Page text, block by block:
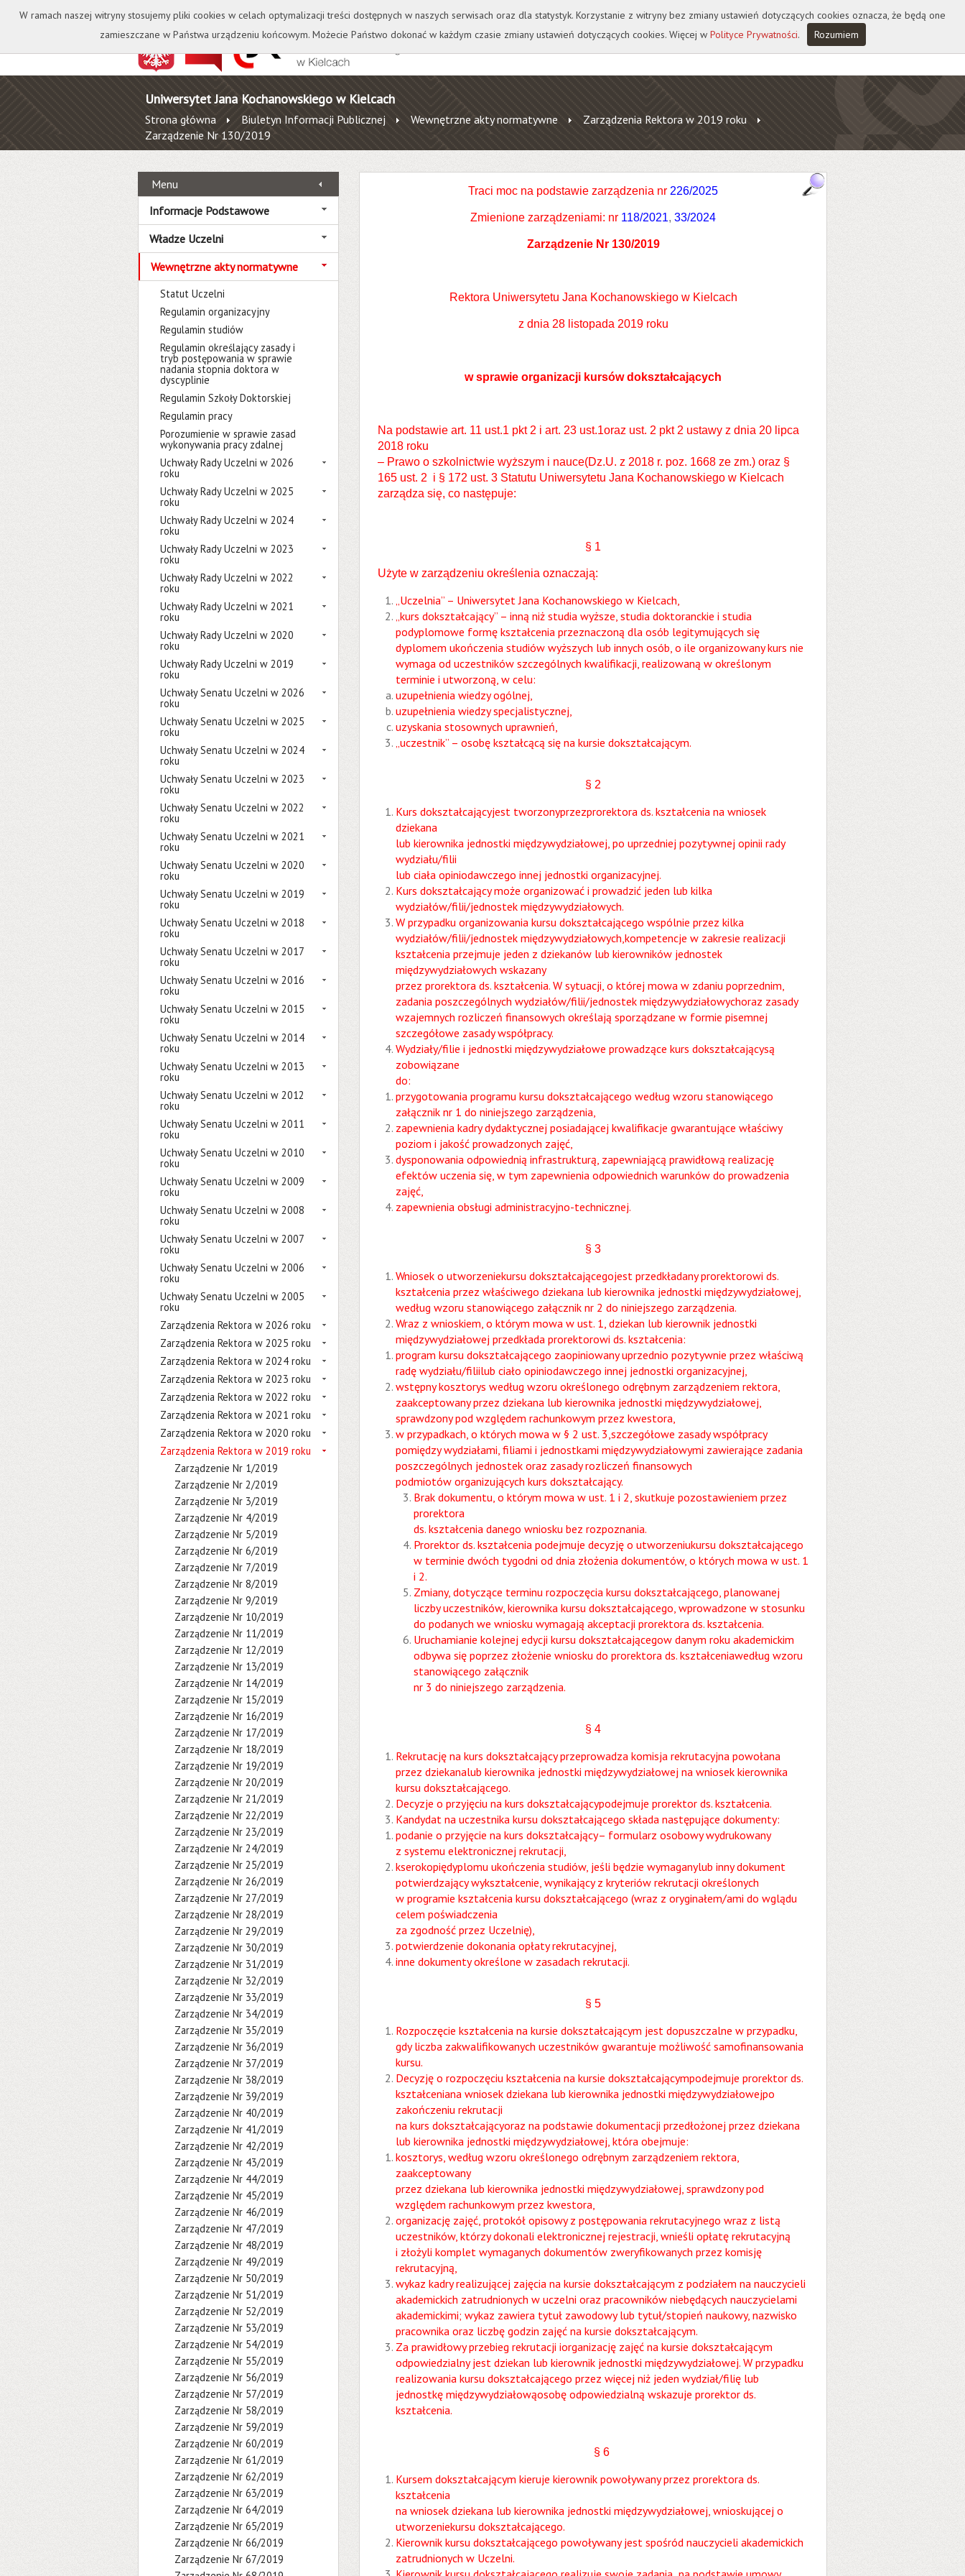
Kontakt Biblioteka Wydawnictwo Wirtualna Uczelnia A A A A
Uniwersytet Jana Kochanowskiego w Kielcach
Strona główna Biuletyn Informacji Publicznej Wewnętrzne akty normatywne
Zarządzenia Rektora w 2019 roku
Zarządzenie Nr 130/2019
Menu
Informacje Podstawowe
Władze Uczelni
Wewnętrzne akty normatywne
Statut Uczelni
Regulamin organizacyjny
Regulamin studiów
Regulamin określający zasady i
tryb postępowania w sprawie
nadania stopnia doktora w
dyscyplinie
Regulamin Szkoły Doktorskiej
Regulamin pracy
Porozumienie w sprawie zasad
wykonywania pracy zdalnej
Uchwały Rady Uczelni w 2026
roku
Uchwały Rady Uczelni w 2025
roku
Uchwały Rady Uczelni w 2024
roku
Uchwały Rady Uczelni w 2023
roku
Uchwały Rady Uczelni w 2022
roku
Uchwały Rady Uczelni w 2021
roku
Uchwały Rady Uczelni w 2020
roku
Uchwały Rady Uczelni w 2019
roku
Uchwały Senatu Uczelni w 2026
roku
Uchwały Senatu Uczelni w 2025
roku
Uchwały Senatu Uczelni w 2024
roku
Uchwały Senatu Uczelni w 2023
roku
Uchwały Senatu Uczelni w 2022
roku
Uchwały Senatu Uczelni w 2021
roku
Uchwały Senatu Uczelni w 2020
roku
Uchwały Senatu Uczelni w 2019
roku
Uchwały Senatu Uczelni w 2018
roku
Uchwały Senatu Uczelni w 2017
roku
Uchwały Senatu Uczelni w 2016
roku
Uchwały Senatu Uczelni w 2015
roku
Uchwały Senatu Uczelni w 2014
roku
Uchwały Senatu Uczelni w 2013
roku
Uchwały Senatu Uczelni w 2012
roku
Uchwały Senatu Uczelni w 2011
roku
Uchwały Senatu Uczelni w 2010
roku
Uchwały Senatu Uczelni w 2009
roku
Uchwały Senatu Uczelni w 2008
roku
Uchwały Senatu Uczelni w 2007
roku
Uchwały Senatu Uczelni w 2006
roku
Uchwały Senatu Uczelni w 2005
roku
Zarządzenia Rektora w 2026 roku
Zarządzenia Rektora w 2025 roku
Zarządzenia Rektora w 2024 roku
Zarządzenia Rektora w 2023 roku
Zarządzenia Rektora w 2022 roku
Zarządzenia Rektora w 2021 roku
Zarządzenia Rektora w 2020 roku
Zarządzenia Rektora w 2019 roku
Zarządzenie Nr 1/2019
Zarządzenie Nr 2/2019
Zarządzenie Nr 3/2019
Zarządzenie Nr 4/2019
Zarządzenie Nr 5/2019
Zarządzenie Nr 6/2019
Zarządzenie Nr 7/2019
Zarządzenie Nr 8/2019
Zarządzenie Nr 9/2019
Zarządzenie Nr 10/2019
Zarządzenie Nr 11/2019
Zarządzenie Nr 12/2019
Zarządzenie Nr 13/2019
Zarządzenie Nr 14/2019
Zarządzenie Nr 15/2019
Zarządzenie Nr 16/2019
Zarządzenie Nr 17/2019
Zarządzenie Nr 18/2019
Zarządzenie Nr 19/2019
Zarządzenie Nr 20/2019
Zarządzenie Nr 21/2019
Zarządzenie Nr 22/2019
Zarządzenie Nr 23/2019
Zarządzenie Nr 24/2019
Zarządzenie Nr 25/2019
Zarządzenie Nr 26/2019
Zarządzenie Nr 27/2019
Zarządzenie Nr 28/2019
Zarządzenie Nr 29/2019
Zarządzenie Nr 30/2019
Zarządzenie Nr 31/2019
Zarządzenie Nr 32/2019
Zarządzenie Nr 33/2019
Zarządzenie Nr 34/2019
Zarządzenie Nr 35/2019
Zarządzenie Nr 36/2019
Zarządzenie Nr 37/2019
Zarządzenie Nr 38/2019
Zarządzenie Nr 39/2019
Zarządzenie Nr 40/2019
Zarządzenie Nr 41/2019
Zarządzenie Nr 42/2019
Zarządzenie Nr 43/2019
Zarządzenie Nr 44/2019
Zarządzenie Nr 45/2019
Zarządzenie Nr 46/2019
Zarządzenie Nr 47/2019
Zarządzenie Nr 48/2019
Zarządzenie Nr 49/2019
Zarządzenie Nr 50/2019
Zarządzenie Nr 51/2019
Zarządzenie Nr 52/2019
Zarządzenie Nr 53/2019
Zarządzenie Nr 54/2019
Zarządzenie Nr 55/2019
Zarządzenie Nr 56/2019
Zarządzenie Nr 57/2019
Zarządzenie Nr 58/2019
Zarządzenie Nr 59/2019
Zarządzenie Nr 60/2019
Zarządzenie Nr 61/2019
Zarządzenie Nr 62/2019
Zarządzenie Nr 63/2019
Zarządzenie Nr 64/2019
Zarządzenie Nr 65/2019
Zarządzenie Nr 66/2019
Zarządzenie Nr 67/2019
Traci moc na podstawie zarządzenia nr 226/2025
Zmienione zarządzeniami: nr 118/2021, 33/2024
Zarządzenie Nr 130/2019
Rektora Uniwersytetu Jana Kochanowskiego w Kielcach
z dnia 28 listopada 2019 roku
w sprawie organizacji kursów dokształcających
Na podstawie art. 11 ust.1 pkt 2 i art. 23 ust.1oraz ust. 2 pkt 2 ustawy z dnia 20 lipca
2018 roku
– Prawo o szkolnictwie wyższym i nauce(Dz.U. z 2018 r. poz. 1668 ze zm.) oraz §
165 ust. 2 i § 172 ust. 3 Statutu Uniwersytetu Jana Kochanowskiego w Kielcach
zarządza się, co następuje:
§ 1
Użyte w zarządzeniu określenia oznaczają:
„Uczelnia” – Uniwersytet Jana Kochanowskiego w Kielcach,
„kurs dokształcający” – inną niż studia wyższe, studia doktoranckie i studia
podyplomowe formę kształcenia przeznaczoną dla osób legitymujących się
dyplomem ukończenia studiów wyższych lub innych osób, o ile organizowany kurs nie
wymaga od uczestników szczególnych kwalifikacji, realizowaną w określonym
terminie i utworzoną, w celu:
uzupełnienia wiedzy ogólnej,
uzupełnienia wiedzy specjalistycznej,
uzyskania stosownych uprawnień,
„uczestnik” – osobę kształcącą się na kursie dokształcającym.
§ 2
Kurs dokształcającyjest tworzonyprzezprorektora ds. kształcenia na wniosek
dziekana
lub kierownika jednostki międzywydziałowej, po uprzedniej pozytywnej opinii rady
wydziału/filii
lub ciała opiniodawczego innej jednostki organizacyjnej.
Kurs dokształcający może organizować i prowadzić jeden lub kilka
wydziałów/filii/jednostek międzywydziałowych.
W przypadku organizowania kursu dokształcającego wspólnie przez kilka
wydziałów/filii/jednostek międzywydziałowych,kompetencje w zakresie realizacji
kształcenia przejmuje jeden z dziekanów lub kierowników jednostek
międzywydziałowych wskazany
przez prorektora ds. kształcenia. W sytuacji, o której mowa w zdaniu poprzednim,
zadania poszczególnych wydziałów/filii/jednostek międzywydziałowychoraz zasady
wzajemnych rozliczeń finansowych określają sporządzane w formie pisemnej
szczegółowe zasady współpracy.
Wydziały/filie i jednostki międzywydziałowe prowadzące kurs dokształcającysą
zobowiązane
do:
przygotowania programu kursu dokształcającego według wzoru stanowiącego
załącznik nr 1 do niniejszego zarządzenia,
zapewnienia kadry dydaktycznej posiadającej kwalifikacje gwarantujące właściwy
poziom i jakość prowadzonych zajęć,
dysponowania odpowiednią infrastrukturą, zapewniającą prawidłową realizację
efektów uczenia się, w tym zapewnienia odpowiednich warunków do prowadzenia
zajęć,
zapewnienia obsługi administracyjno-technicznej.
§ 3
Wniosek o utworzeniekursu dokształcającegojest przedkładany prorektorowi ds.
kształcenia przez właściwego dziekana lub kierownika jednostki międzywydziałowej,
według wzoru stanowiącego załącznik nr 2 do niniejszego zarządzenia.
Wraz z wnioskiem, o którym mowa w ust. 1, dziekan lub kierownik jednostki
międzywydziałowej przedkłada prorektorowi ds. kształcenia:
program kursu dokształcającego zaopiniowany uprzednio pozytywnie przez właściwą
radę wydziału/filiilub ciało opiniodawczego innej jednostki organizacyjnej,
wstępny kosztorys według wzoru określonego odrębnym zarządzeniem rektora,
zaakceptowany przez dziekana lub kierownika jednostki międzywydziałowej,
sprawdzony pod względem rachunkowym przez kwestora,
w przypadkach, o których mowa w § 2 ust. 3,szczegółowe zasady współpracy
pomiędzy wydziałami, filiami i jednostkami międzywydziałowymi zawierające zadania
poszczególnych jednostek oraz zasady rozliczeń finansowych
podmiotów organizujących kurs dokształcający.
Brak dokumentu, o którym mowa w ust. 1 i 2, skutkuje pozostawieniem przez
prorektora
ds. kształcenia danego wniosku bez rozpoznania.
Prorektor ds. kształcenia podejmuje decyzję o utworzeniukursu dokształcającego
w terminie dwóch tygodni od dnia złożenia dokumentów, o których mowa w ust. 1
i 2.
Zmiany, dotyczące terminu rozpoczęcia kursu dokształcającego, planowanej
liczby uczestników, kierownika kursu dokształcającego, wprowadzone w stosunku
do podanych we wniosku wymagają akceptacji prorektora ds. kształcenia.
Uruchamianie kolejnej edycji kursu dokształcającegow danym roku akademickim
odbywa się poprzez złożenie wniosku do prorektora ds. kształceniawedług wzoru
stanowiącego załącznik
nr 3 do niniejszego zarządzenia.
§ 4
Rekrutację na kurs dokształcający przeprowadza komisja rekrutacyjna powołana
przez dziekanalub kierownika jednostki międzywydziałowej na wniosek kierownika
kursu dokształcającego.
Decyzje o przyjęciu na kurs dokształcającypodejmuje prorektor ds. kształcenia.
Kandydat na uczestnika kursu dokształcającego składa następujące dokumenty:
podanie o przyjęcie na kurs dokształcający– formularz osobowy wydrukowany
z systemu elektronicznej rekrutacji,
kserokopiędyplomu ukończenia studiów, jeśli będzie wymaganylub inny dokument
potwierdzający wykształcenie, wynikający z kryteriów rekrutacji określonych
w programie kształcenia kursu dokształcającego (wraz z oryginałem/ami do wglądu
celem poświadczenia
za zgodność przez Uczelnię),
potwierdzenie dokonania opłaty rekrutacyjnej,
inne dokumenty określone w zasadach rekrutacji.
§ 5
Rozpoczęcie kształcenia na kursie dokształcającym jest dopuszczalne w przypadku,
gdy liczba zakwalifikowanych uczestników gwarantuje możliwość samofinansowania
kursu.
Decyzję o rozpoczęciu kształcenia na kursie dokształcającympodejmuje prorektor ds.
kształceniana wniosek dziekana lub kierownika jednostki międzywydziałowejpo
zakończeniu rekrutacji
na kurs dokształcającyoraz na podstawie dokumentacji przedłożonej przez dziekana
lub kierownika jednostki międzywydziałowej, która obejmuje:
kosztorys, według wzoru określonego odrębnym zarządzeniem rektora,
zaakceptowany
przez dziekana lub kierownika jednostki międzywydziałowej, sprawdzony pod
względem rachunkowym przez kwestora,
organizację zajęć, protokół opisowy z postępowania rekrutacyjnego wraz z listą
uczestników, którzy dokonali elektronicznej rejestracji, wnieśli opłatę rekrutacyjną
i złożyli komplet wymaganych dokumentów zweryfikowanych przez komisję
rekrutacyjną,
wykaz kadry realizującej zajęcia na kursie dokształcającym z podziałem na nauczycieli
akademickich zatrudnionych w uczelni oraz pracowników niebędących nauczycielami
akademickimi; wykaz zawiera tytuł zawodowy lub tytuł/stopień naukowy, nazwisko
pracownika oraz liczbę godzin zajęć na kursie dokształcającym.
Za prawidłowy przebieg rekrutacji iorganizację zajęć na kursie dokształcającym
odpowiedzialny jest dziekan lub kierownik jednostki międzywydziałowej. W przypadku
realizowania kursu dokształcającego przez więcej niż jeden wydział/filię lub
jednostkę międzywydziałowąosobę odpowiedzialną wskazuje prorektor ds.
kształcenia.
§ 6
Kursem dokształcającym kieruje kierownik powoływany przez prorektora ds.
kształcenia
na wniosek dziekana lub kierownika jednostki międzywydziałowej, wnioskującej o
utworzeniekursu dokształcającego.
Kierownik kursu dokształcającego powoływany jest spośród nauczycieli akademickich
zatrudnionych w Uczelni.
W ramach naszej witryny stosujemy pliki cookies w celach optymalizacji treści dostępnych w naszych serwisach oraz dla statystyk. Korzystanie z witryny bez zmiany ustawień dotyczących cookies oznacza, że będą one
zamieszczane w Państwa urządzeniu końcowym. Możecie Państwo dokonać w każdym czasie zmiany ustawień dotyczących cookies. Więcej w Polityce Prywatności. Rozumiem